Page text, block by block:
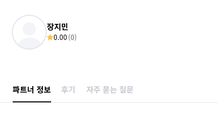
장지민
0.00 (0)
파트너 정보 후기 자주 묻는 질문